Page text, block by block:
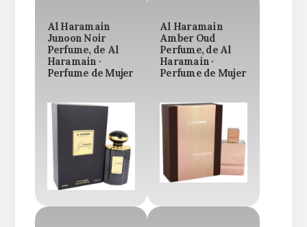
Al Haramain
Junoon Noir
Perfume, de Al
Haramain ·
Perfume de Mujer
Al Haramain
Amber Oud
Perfume, de Al
Haramain ·
Perfume de Mujer